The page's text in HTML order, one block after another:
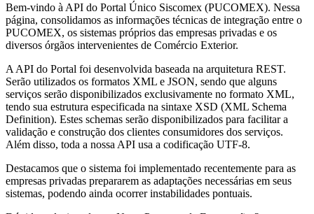
Bem-vindo à API do Portal Único Siscomex (PUCOMEX). Nessa
página, consolidamos as informações técnicas de integração entre o
PUCOMEX, os sistemas próprios das empresas privadas e os
diversos órgãos intervenientes de Comércio Exterior.
A API do Portal foi desenvolvida baseada na arquitetura REST.
Serão utilizados os formatos XML e JSON, sendo que alguns
serviços serão disponibilizados exclusivamente no formato XML,
tendo sua estrutura especificada na sintaxe XSD (XML Schema
Definition). Estes schemas serão disponibilizados para facilitar a
validação e construção dos clientes consumidores dos serviços.
Além disso, toda a nossa API usa a codificação UTF-8.
Destacamos que o sistema foi implementado recentemente para as
empresas privadas prepararem as adaptações necessárias em seus
sistemas, podendo ainda ocorrer instabilidades pontuais.